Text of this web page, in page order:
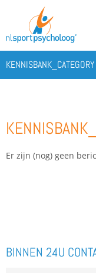
KENNISBANK_CATEGORY
Er zijn (nog) geen
BINNEN 24U